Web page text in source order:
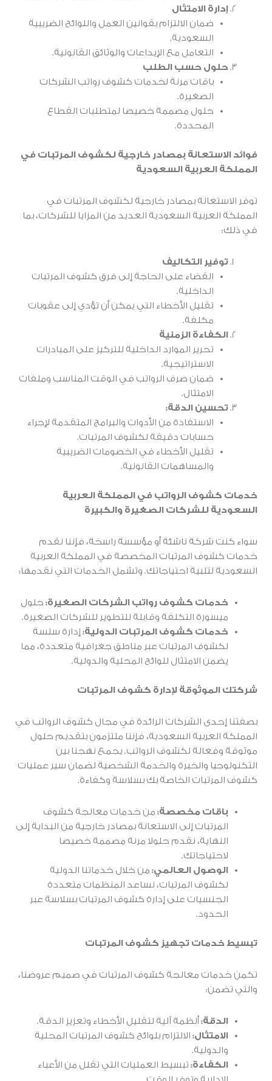
إدارة الامتثال
ضمان الالتزام بقوانين العمل واللوائح الضريبية
السعودية.
التعامل مع الإيداعات والوثائق القانونية.
حلول حسب الطلب
باقات مرنة لخدمات كشوف رواتب الشركات
الصغيرة.
حلول مصممة خصيصا لمتطلبات القطاع
المحددة.
فوائد الاستعانة بمصادر خارجية لكشوف المرتبات في
المملكة العربية السعودية
توفر الاستعانة بمصادر خارجية لكشوف المرتبات في
المملكة العربية السعودية العديد من المزايا للشركات، بما
في ذلك:
توفير التكاليف
القضاء على الحاجة إلى فرق كشوف المرتبات
الداخلية.
تقليل الأخطاء التي يمكن أن تؤدي إلى عقوبات
مكلفة.
الكفاءة الزمنية
تحرير الموارد الداخلية للتركيز على المبادرات
الاستراتيجية.
ضمان صرف الرواتب في الوقت المناسب وملفات
الامتثال.
تحسين الدقة:
الاستفادة من الأدوات والبرامج المتقدمة لإجراء
حسابات دقيقة لكشوف المرتبات.
تقليل الأخطاء في الخصومات الضريبية
والمساهمات القانونية.
خدمات كشوف الرواتب في المملكة العربية
السعودية للشركات الصغيرة والكبيرة
سواء كنت شركة ناشئة أو مؤسسة راسخة، فإننا نقدم
خدمات كشوف المرتبات المخصصة في المملكة العربية
السعودية لتلبية احتياجاتك. وتشمل الخدمات التي نقدمها:
خدمات كشوف رواتب الشركات الصغيرة: حلول
ميسورة التكلفة وقابلة للتطوير للشركات الصغيرة.
خدمات كشوف المرتبات الدولية: إدارة سلسة
لكشوف المرتبات عبر مناطق جغرافية متعددة، مما
يضمن الامتثال للوائح المحلية والدولية.
شركتك الموثوقة لإدارة كشوف المرتبات
بصفتنا إحدى الشركات الرائدة في مجال كشوف الرواتب في
المملكة العربية السعودية، فإننا ملتزمون بتقديم حلول
موثوقة وفعالة لكشوف الرواتب. يجمع نهجنا بين
التكنولوجيا والخبرة والخدمة الشخصية لضمان سير عمليات
كشوف المرتبات الخاصة بك بسلاسة وكفاءة.
باقات مخصصة: من خدمات معالجة كشوف
المرتبات إلى الاستعانة بمصادر خارجية من البداية إلى
النهاية، نقدم حلولا مرنة مصممة خصيصا
لاحتياجاتك.
الوصول العالمي: من خلال خدماتنا الدولية
لكشوف المرتبات، نساعد المنظمات متعددة
الجنسيات على إدارة كشوف المرتبات بسلاسة عبر
الحدود.
تبسيط خدمات تجهيز كشوف المرتبات
تكمن خدمات معالجة كشوف المرتبات في صميم عروضنا،
والتي تضمن:
الدقة: أنظمة آلية لتقليل الأخطاء وتعزيز الدقة.
الامتثال: الالتزام بلوائح كشوف المرتبات المحلية
والدولية.
الكفاءة: تبسيط العمليات التي تقلل من الأعباء